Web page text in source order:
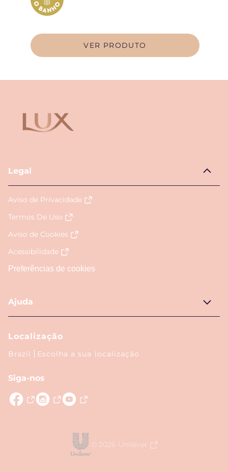
VER PRODUTO
Legal
Aviso de Privacidade
Termos De Uso
Aviso de Cookies
Acessibilidade
Preferências de cookies
Ajuda
Localização
Brazil Escolha a sua localização
Siga-nos
© 2026 Unilever